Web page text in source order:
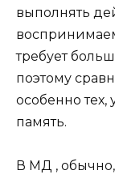
выполнять
требует
поэтому
особенно тех,
память.
В МД , обычно,